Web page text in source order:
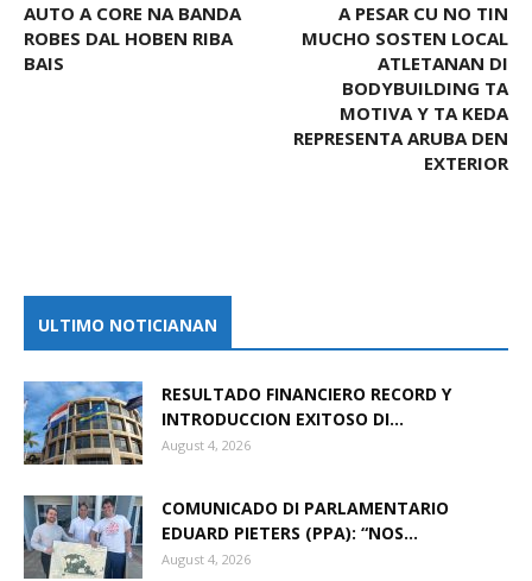
AUTO A CORE NA BANDA
ROBES DAL HOBEN RIBA
BAIS
A PESAR CU NO TIN
MUCHO SOSTEN LOCAL
ATLETANAN DI
BODYBUILDING TA
MOTIVA Y TA KEDA
REPRESENTA ARUBA DEN
EXTERIOR
ULTIMO NOTICIANAN
RESULTADO FINANCIERO RECORD Y
INTRODUCCION EXITOSO DI...
August 4, 2026
COMUNICADO DI PARLAMENTARIO
EDUARD PIETERS (PPA): “NOS...
August 4, 2026